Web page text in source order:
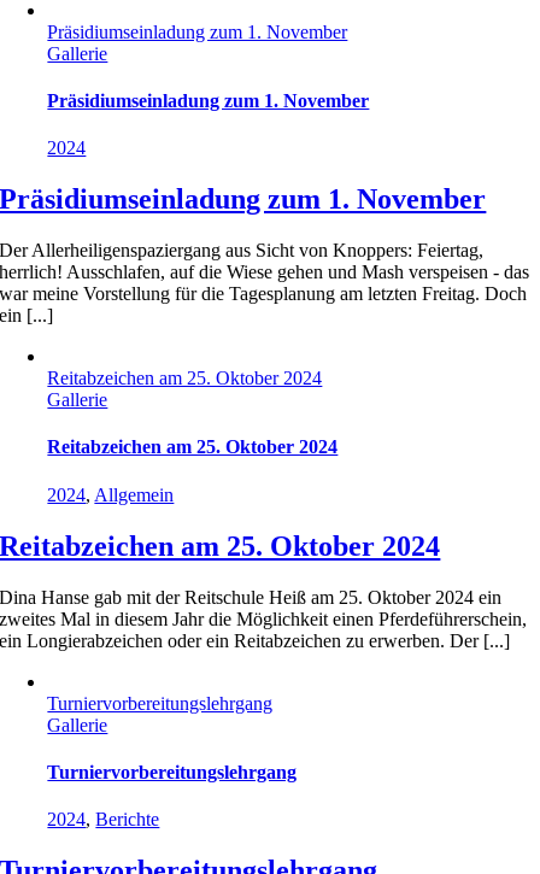
Präsidiums­einladung zum 1. November
Gallerie
Präsidiums­einladung zum 1. November
2024
Präsidiums­einladung zum 1. November
Der Allerheiligenspaziergang aus Sicht von Knoppers: Feiertag,
herrlich! Ausschlafen, auf die Wiese gehen und Mash verspeisen - das
war meine Vorstellung für die Tagesplanung am letzten Freitag. Doch
ein [...]
Reitabzeichen am 25. Oktober 2024
Gallerie
Reitabzeichen am 25. Oktober 2024
2024, Allgemein
Reitabzeichen am 25. Oktober 2024
Dina Hanse gab mit der Reitschule Heiß am 25. Oktober 2024 ein
zweites Mal in diesem Jahr die Möglichkeit einen Pferdeführerschein,
ein Longierabzeichen oder ein Reitabzeichen zu erwerben. Der [...]
Turnier­vorbereitungs­lehrgang
Gallerie
Turnier­vorbereitungs­lehrgang
2024,Berichte